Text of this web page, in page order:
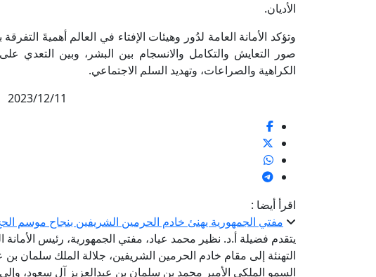
الأديان.
وتؤكد الأمانة العامة لدُور وهيئات الإفتاء في العالم أهميةَ
صور التعايش والتكامل والانسجام بين البشر، وبين التعدي
الكراهية والصراعات، وتهديد السلم الاجتماعي.
2023/12/11
اقرأ أيضا :
مفتي الجمهورية يهنئ خادم الحرمين الشريفين بنجاح موسم الحج لهذا
يتقدم فضيلة أ.د. نظير محمد عياد، مفتي الجمهورية، رئيس الأمانة
التهنئة إلى مقام خادم الحرمين الشريفين، جلالة الملك سلمان
السمو الملكي الأمير محمد بن سلمان بن عبدالعزيز آل سعود،